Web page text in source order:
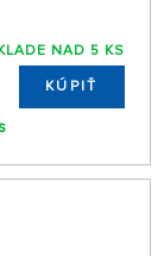
NAD 5 KS
KÚPIŤ